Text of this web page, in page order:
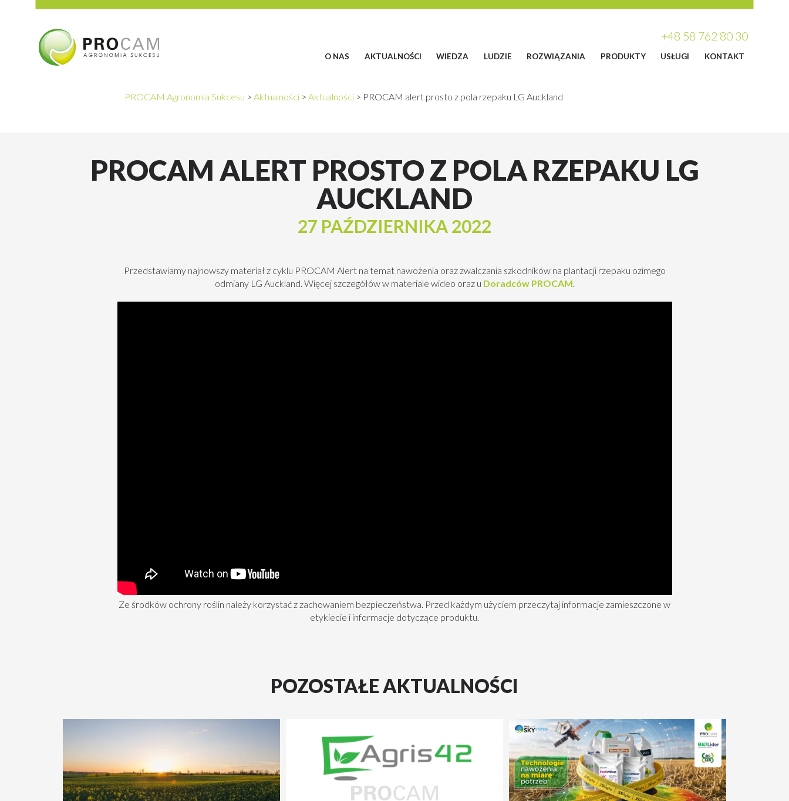
+48 58 762 80 30
O NAS AKTUALNOŚCI WIEDZA LUDZIE ROZWIĄZANIA PRODUKTY USŁUGI KONTAKT
PROCAM Agronomia Sukcesu > Aktualności > Aktualności > PROCAM alert prosto z pola rzepaku LG Auckland
PROCAM ALERT PROSTO Z POLA RZEPAKU LG
AUCKLAND
27 PAŹDZIERNIKA 2022
Przedstawiamy najnowszy materiał z cyklu PROCAM Alert na temat nawożenia oraz zwalczania szkodników na plantacji rzepaku ozimego
odmiany LG Auckland. Więcej szczegółów w materiale wideo oraz u Doradców PROCAM
Ze środków ochrony roślin należy korzystać z zachowaniem bezpieczeństwa. Przed każdym użyciem przeczytaj informacje zamieszczone w
etykiecie i informacje dotyczące produktu.
POZOSTAŁE AKTUALNOŚCI